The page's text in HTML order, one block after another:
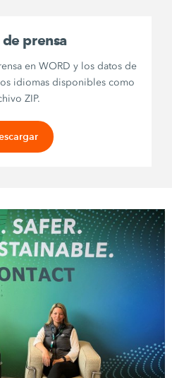
prensa
en WORD y los datos de
idiomas disponibles como
ZIP.